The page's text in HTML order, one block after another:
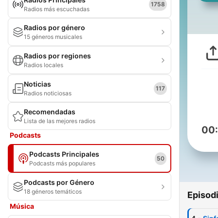
Radios más escuchadas
1758
Radios por género
15 géneros musicales
Radios por regiones
Radios locales
Noticias
Radios noticiosas
117
Recomendadas
Lista de las mejores radios
Podcasts
Podcasts Principales
Podcasts más populares
50
Podcasts por Género
18 géneros temáticos
Música